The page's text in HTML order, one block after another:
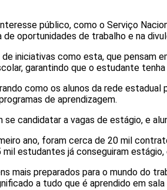
público, como o Serviço
oportunidades de trabalho e na
iniciativas como esta, que pensam
garantindo que o estudante
como os alunos da rede
de aprendizagem.
candidatar a vagas de estágio, e
ano, foram cerca de 20 mil
estudantes já conseguiram
mais preparados para o mundo do
a tudo que é aprendido em